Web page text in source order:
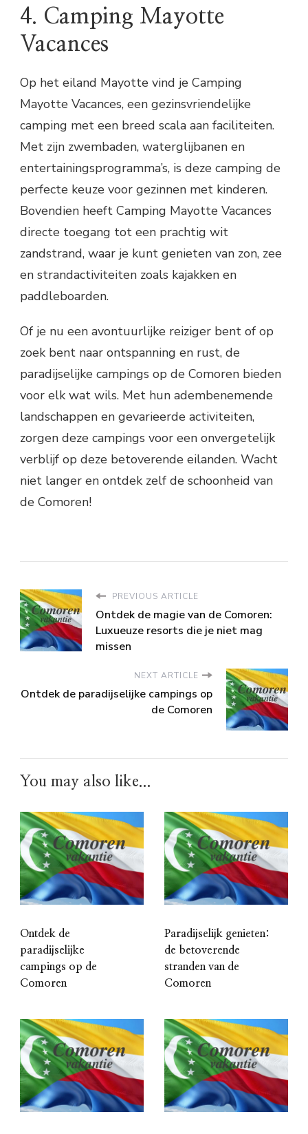
4. Camping Mayotte
Vacances
Op het eiland Mayotte vind je Camping
Mayotte Vacances, een gezinsvriendelijke
camping met een breed scala aan faciliteiten.
Met zijn zwembaden, waterglijbanen en
entertainingsprogramma’s, is deze camping de
perfecte keuze voor gezinnen met kinderen.
Bovendien heeft Camping Mayotte Vacances
directe toegang tot een prachtig wit
zandstrand, waar je kunt genieten van zon, zee
en strandactiviteiten zoals kajakken en
paddleboarden.
Of je nu een avontuurlijke reiziger bent of op
zoek bent naar ontspanning en rust, de
paradijselijke campings op de Comoren bieden
voor elk wat wils. Met hun adembenemende
landschappen en gevarieerde activiteiten,
zorgen deze campings voor een onvergetelijk
verblijf op deze betoverende eilanden. Wacht
niet langer en ontdek zelf de schoonheid van
de Comoren!
PREVIOUS ARTICLE
Ontdek de magie van de Comoren:
Luxueuze resorts die je niet mag
missen
NEXT ARTICLE
Ontdek de paradijselijke campings op
de Comoren
You may also like...
Ontdek de
paradijselijke
campings op de
Comoren
Paradijselijk genieten:
de betoverende
stranden van de
Comoren